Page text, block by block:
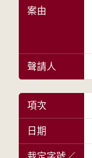
案由
聲請人
項次
日期